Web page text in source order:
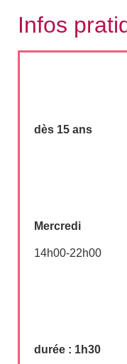
Infos
dès 15 ans
Mercredi
14h00-22h00
durée : 1h30